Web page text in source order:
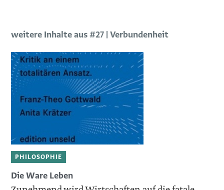
weitere Inhalte aus #27 | Verbundenheit
PHILOSOPHIE
Die Ware Leben